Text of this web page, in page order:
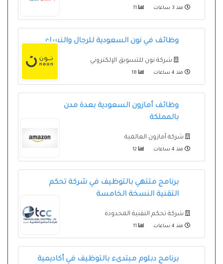
منذ 3 ساعات
وظائف في نون السعودية للرجال والنساء
شركة نون للتسويق الإلكتروني
منذ 4 ساعات
وظائف أمازون السعودية بعدة مدن
بالمملكة
شركة أمازون العالمية
منذ 4 ساعات
برنامج متتهي بالتوظيف في شركة تحكم
التقنية النسخة الخامسة
شركة تحكم التقنية المحدودة
منذ 4 ساعات
برنامج دبلوم مبتدىء بالتوظيف في أكاديمية